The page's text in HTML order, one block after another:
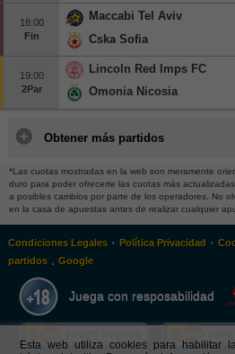
18:00
Fin
Maccabi Tel Aviv
Cska Sofia
19:00
2Par
Lincoln Red Imps FC
Omonia Nicosia
Obtener más partidos
*Las cuotas mostradas en la web son meramente
duro para poder ofrecerte las cuotas más
a posibles cambios por parte de los operadores. No
en la casa de apuestas antes de realizar cualquier
Condiciones Legales· Política Privacidad ·
partidos. Google
Juega con resposabilidad
Esta web utiliza cookies para habilitar